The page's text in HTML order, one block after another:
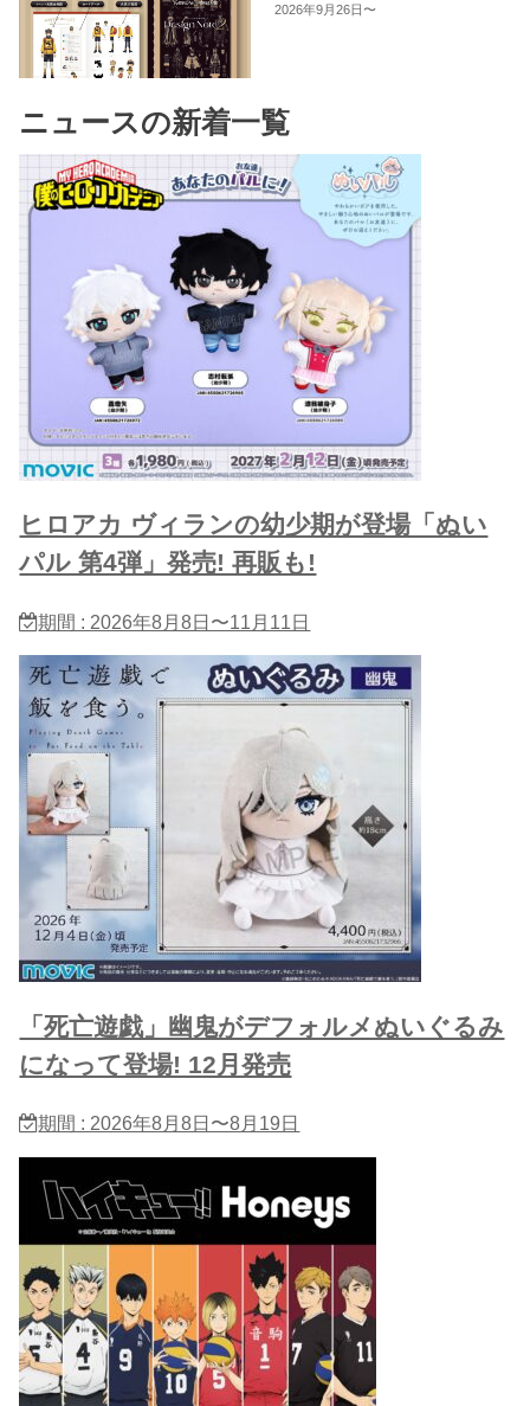
2026年9月26日〜
ニュースの新着一覧
ヒロアカ ヴィランの幼少期が登場「ぬい
パル 第4弾」発売! 再販も!
期間 : 2026年8月8日〜11月11日
「死亡遊戯」幽鬼がデフォルメぬいぐるみ
になって登場! 12月発売
期間 : 2026年8月8日〜8月19日